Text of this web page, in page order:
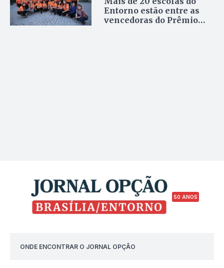
Entorno estão entre as
vencedoras do Prêmio
50 ANOS
ONDE ENCONTRAR O JORNAL OPÇÃO